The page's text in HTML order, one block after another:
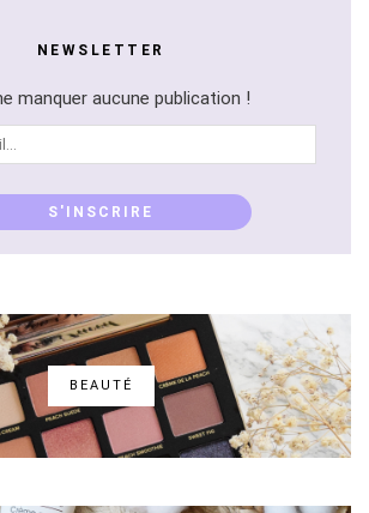
NEWSLETTER
manquer aucune publication !
S'INSCRIRE
BEAUTÉ